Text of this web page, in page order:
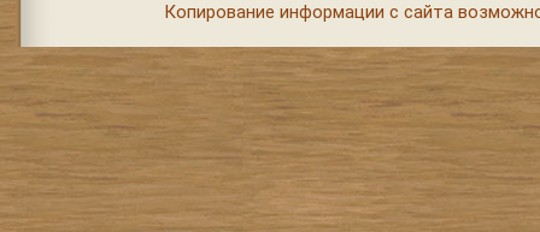
Копирование информации с сайта